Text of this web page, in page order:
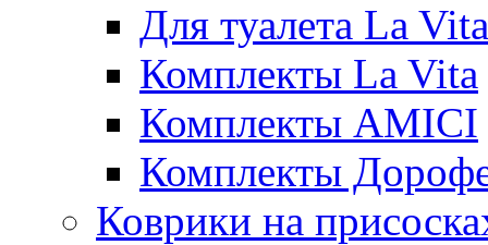
Для туалета La Vita
Комплекты La Vita
Комплекты AMICI
Комплекты
Коврики на